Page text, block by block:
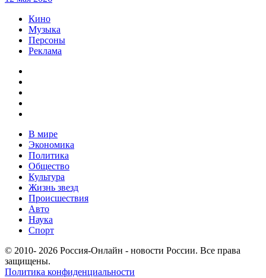
Кино
Музыка
Персоны
Реклама
В мире
Экономика
Политика
Общество
Культура
Жизнь звезд
Происшествия
Авто
Наука
Спорт
© 2010- 2026 Россия-Онлайн - новости России. Все права
защищены.
Политика конфиденциальности